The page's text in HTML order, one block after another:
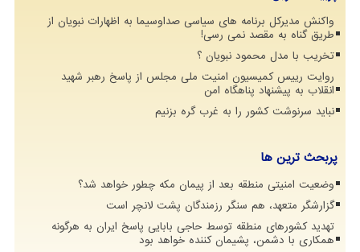
واکنش مدیرکل برنامه های سیاسی صداوسیما به اظهارات نبویان از
طریق گناه به مقصد نمی رسی!
تخریب با مدل محمود نبویان ؟
روایت رییس کمیسیون امنیت ملی مجلس از پاسخ رهبر شهید
انقلاب به پیشنهاد پناهگاه امن
نباید سرنوشت کشور را به غرب گره بزنیم
پربحث ترین ها
وضعیت امنیتی منطقه بعد از پیمان مکه چطور خواهد شد؟
گزارشگر متعهد، هم سنگر رزمندگان پشت لانچر است
تهدید کشورهای منطقه توسط حاجی بابایی پاسخ ایران به هرگونه
همکاری با دشمن، پشیمان کننده خواهد بود